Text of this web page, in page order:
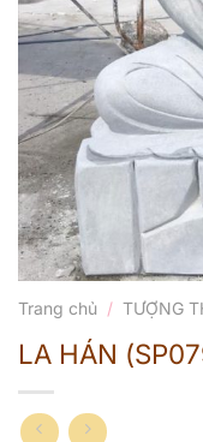
Trang chủ / TƯỢNG
LA HÁN